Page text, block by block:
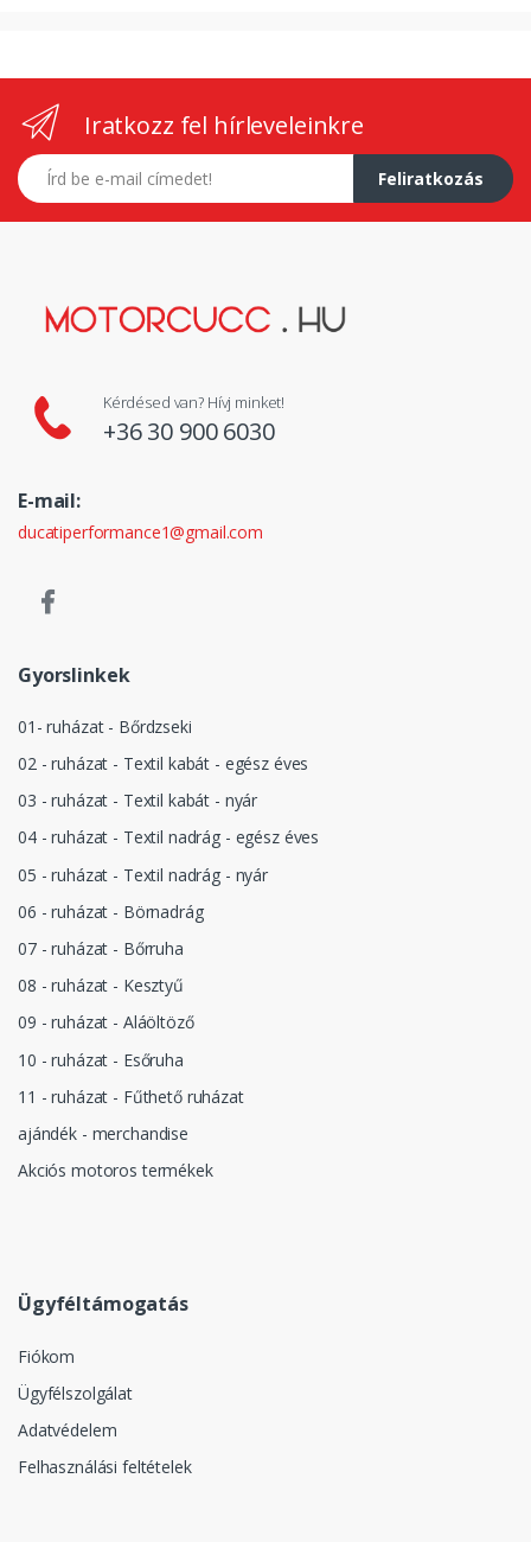
Iratkozz fel hírleveleinkre
E-mail címed
Feliratkozás
Kérdésed van? Hívj minket!
+36 30 900 6030
E-mail:
ducatiperformance1@gmail.com
Gyorslinkek
01- ruházat - Bőrdzseki
02 - ruházat - Textil kabát - egész éves
03 - ruházat - Textil kabát - nyár
04 - ruházat - Textil nadrág - egész éves
05 - ruházat - Textil nadrág - nyár
06 - ruházat - Börnadrág
07 - ruházat - Bőrruha
08 - ruházat - Kesztyű
09 - ruházat - Aláöltöző
10 - ruházat - Esőruha
11 - ruházat - Fűthető ruházat
ajándék - merchandise
Akciós motoros termékek
Ügyféltámogatás
Fiókom
Ügyfélszolgálat
Adatvédelem
Felhasználási feltételek